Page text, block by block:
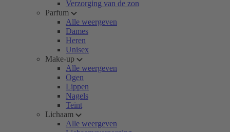
Verzorging van de zon
Parfum
Alle weergeven
Dames
Heren
Unisex
Make-up
Alle weergeven
Ogen
Lippen
Nagels
Teint
Lichaam
Alle weergeven